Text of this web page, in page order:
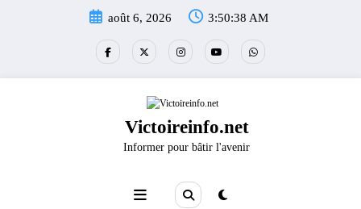
août 6, 2026 3:50:38 AM
Victoireinfo.net
Informer pour bâtir l'avenir